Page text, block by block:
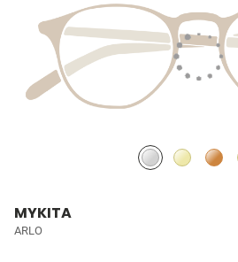
MYKITA
ARLO